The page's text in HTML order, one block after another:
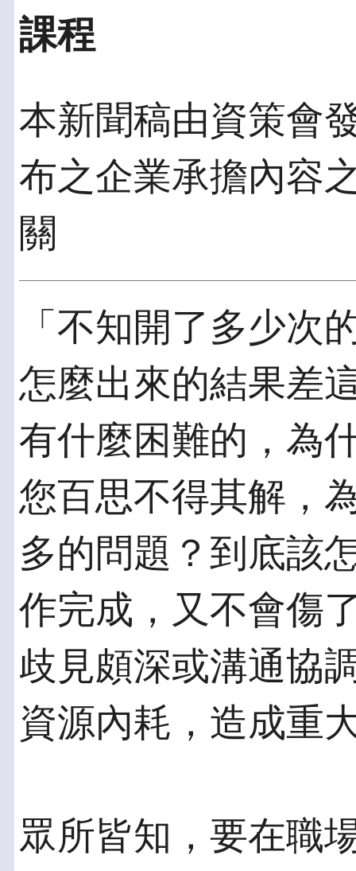
課程
本新聞稿由資策會
布之企業承擔內容
關
「不知開了多少次
怎麼出來的結果差
有什麼困難的，為
您百思不得其解，
多的問題？到底該
作完成，又不會傷
歧見頗深或溝通協
資源內耗，造成重
眾所皆知，要在職